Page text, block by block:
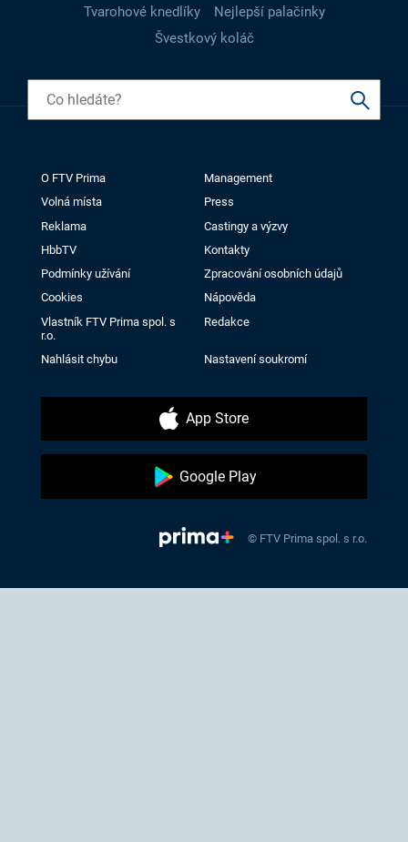
Tvarohové knedlíky
Nejlepší palačinky
Švestkový koláč
O FTV Prima
Management
Volná místa
Press
Reklama
Castingy a výzvy
HbbTV
Kontakty
Podmínky užívání
Zpracování osobních údajů
Cookies
Nápověda
Vlastník FTV Prima spol. s
r.o.
Redakce
Nahlásit chybu Nastavení soukromí
App Store
Google Play
© FTV Prima spol. s r.o.